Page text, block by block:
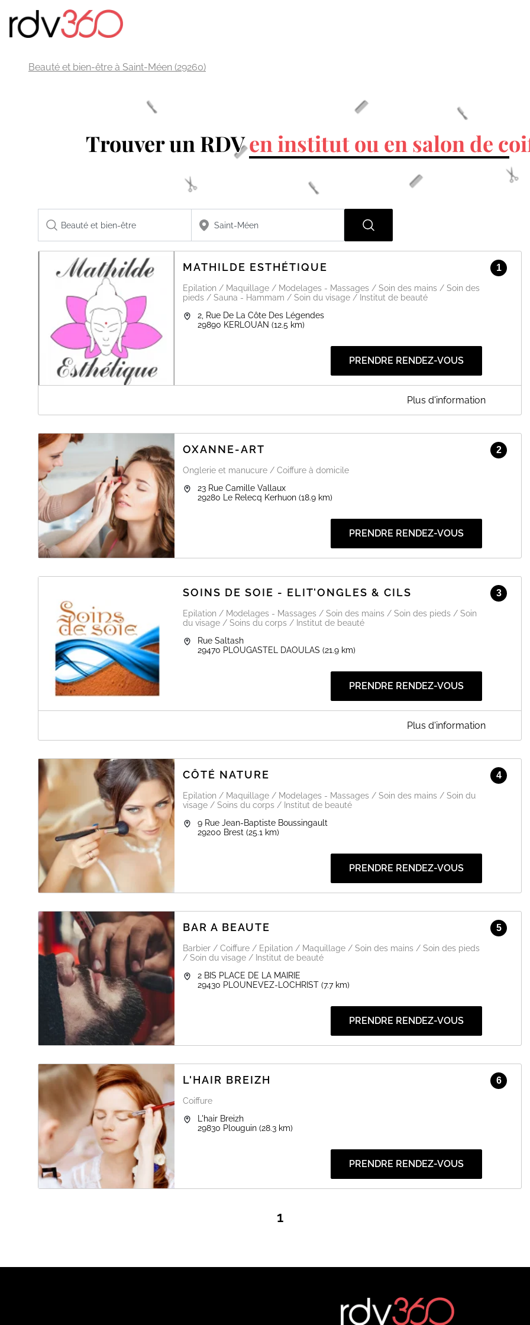
Beauté et bien-être à Saint-Méen (29260)
Trouver un RDVen institut ou en salon de
MATHILDE ESTHÉTIQUE 1
Epilation / Maquillage / Modelages - Massages / Soin des mains / Soin des
pieds / Sauna - Hammam / Soin du visage / Institut de beauté
2, Rue De La Côte Des Légendes
29890 KERLOUAN (12.5 km)
PRENDRE RENDEZ-VOUS
desthétique et de bien-être parmi lesquels massages et soins du corps, manucures, épilations à la cire ou encore
soins du visage.
Plus d'information
OXANNE-ART 2
Onglerie et manucure / Coiffure à domicile
23 Rue Camille Vallaux
29280
Le Relecq Kerhuon (18.9 km)
PRENDRE RENDEZ-VOUS
SOINS DE SOIE - ELIT’ONGLES & CILS 3
Epilation / Modelages - Massages / Soin des mains / Soin des pieds / Soin
du visage / Soins du corps / Institut de beauté
Rue Saltash
29470 PLOUGASTEL DAOULAS (21.9 km)
PRENDRE RENDEZ-VOUS
Pour toutes questions et/ou réservations sur les prestations beauté et bien-être, n'hésitez pas à me contacter via la
page Facebook Soins de Soie - Elit'Ongles et Cils ou par sms au
07.80.00.01.52
Nancy
EN SAVOIR PLUS
Plus d'information
CÔTÉ NATURE 4
Epilation / Maquillage / Modelages - Massages / Soin des mains / Soin du
visage / Soins du corps / Institut de beauté
9 Rue Jean-Baptiste Boussingault
29200 Brest (25.1 km)
PRENDRE RENDEZ-VOUS
BAR A BEAUTE 5
Barbier / Coiffure / Epilation / Maquillage / Soin des mains / Soin des pieds
/ Soin du visage / Institut de beauté
2 BIS PLACE DE LA MAIRIE
29430 PLOUNEVEZ-LOCHRIST (7.7 km)
PRENDRE RENDEZ-VOUS
L'HAIR BREIZH 6
Coiffure
L'hair Breizh
29830 Plouguin (28.3 km)
PRENDRE RENDEZ-VOUS
1